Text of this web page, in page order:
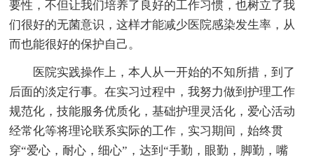
要性，不但让我们培养了良好的工作习惯，也树立了我
们很好的无菌意识，这样才能减少医院感染发生率，从
而也能很好的保护自己。
医院实践操作上，本人从一开始的不知所措，到了
后面的淡定行事。在实习过程中，我努力做到护理工作
规范化，技能服务优质化，基础护理灵活化，爱心活动
经常化等将理论联系实际的工作，实习期间，始终贯
穿“爱心，耐心，细心”，达到“手勤，眼勤，脚勤，嘴